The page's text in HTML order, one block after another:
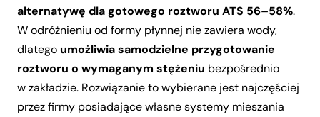
alternatywę dla gotowego roztworu ATS 56–58%.
W odróżnieniu od formy płynnej nie zawiera wody,
dlatego umożliwia samodzielne przygotowanie
roztworu o wymaganym stężeniu bezpośrednio
w zakładzie. Rozwiązanie to wybierane jest najczęściej
przez firmy posiadające własne systemy mieszania